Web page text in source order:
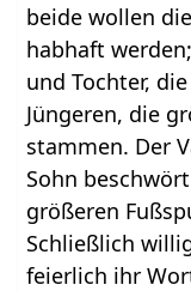
beide wollen
habhaft
und Tochter,
Jüngeren, die
stammen. Der
Sohn
größeren
Schließlich
feierlich ihr